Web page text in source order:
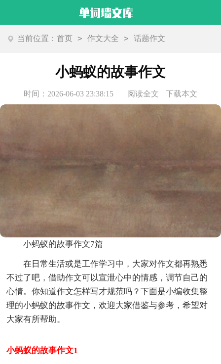
当前位置：首页 > 作文大全 > 话题作文
小蚂蚁的故事作文
时间：2026-06-03 23:38:15 阅读全文 下载本文
小蚂蚁的故事作文7篇
在日常生活或是工作学习中，大家对作文都再熟悉
不过了吧，借助作文可以宣泄心中的情感，调节自己的
心情。你知道作文怎样写才规范吗？下面是小编收集整
理的小蚂蚁的故事作文，欢迎大家借鉴与参考，希望对
大家有所帮助。
小蚂蚁的故事作文1